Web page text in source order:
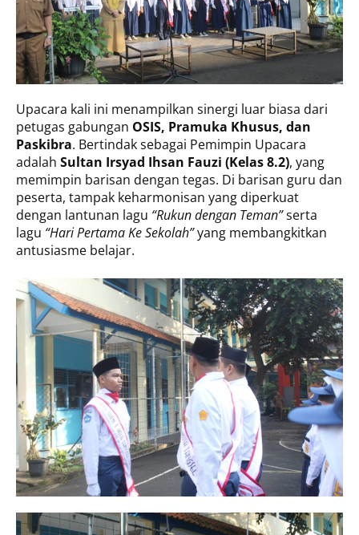
Upacara kali ini menampilkan sinergi luar biasa dari
petugas gabungan OSIS, Pramuka Khusus, dan
Paskibra. Bertindak sebagai Pemimpin Upacara
adalah Sultan Irsyad Ihsan Fauzi (Kelas 8.2), yang
memimpin barisan dengan tegas. Di barisan guru dan
peserta, tampak keharmonisan yang diperkuat
dengan lantunan lagu “Rukun dengan Teman”serta
lagu “Hari Pertama Ke Sekolah”yang membangkitkan
antusiasme belajar.